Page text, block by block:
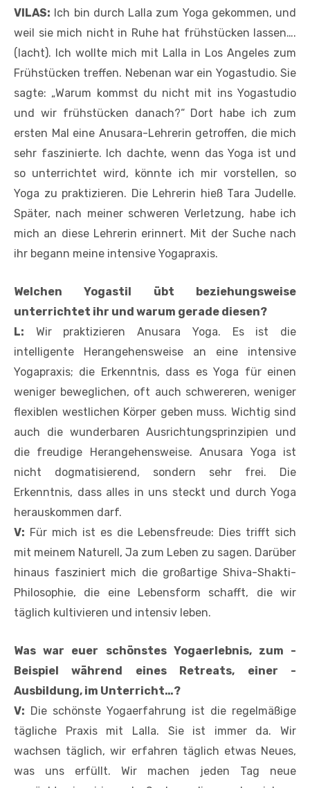
VILAS: Ich bin durch Lalla zum Yoga gekommen, und
weil sie mich nicht in Ruhe hat frühstücken lassen….
(lacht). Ich wollte mich mit Lalla in Los Angeles zum
Frühstücken treffen. Nebenan war ein Yogastudio. Sie
sagte: „Warum kommst du nicht mit ins Yogastudio
und wir frühstücken danach?“ Dort habe ich zum
ersten Mal eine Anusara-Lehrerin getroffen, die mich
sehr faszinierte. Ich dachte, wenn das Yoga ist und
so unterrichtet wird, könnte ich mir vorstellen, so
Yoga zu praktizieren. Die Lehrerin hieß Tara Judelle.
Später, nach meiner schweren Verletzung, habe ich
mich an diese Lehrerin erinnert. Mit der Suche nach
ihr begann meine intensive Yogapraxis.
Welchen Yogastil übt beziehungsweise
unterrichtet ihr und warum gerade diesen?
L: Wir praktizieren Anusara Yoga. Es ist die
intelligente Herangehensweise an eine intensive
Yogapraxis; die Erkenntnis, dass es Yoga für einen
weniger beweglichen, oft auch schwereren, weniger
flexiblen westlichen Körper geben muss. Wichtig sind
auch die wunderbaren Ausrichtungsprinzipien und
die freudige Herangehensweise. Anusara Yoga ist
nicht dogmatisierend, sondern sehr frei. Die
Erkenntnis, dass alles in uns steckt und durch Yoga
herauskommen darf.
V: Für mich ist es die Lebensfreude: Dies trifft sich
mit meinem Naturell, Ja zum Leben zu sagen. Darüber
hinaus ­fasziniert mich die großartige Shiva-Shakti-
Philosophie, die eine Lebensform schafft, die wir
täglich kultivieren und intensiv leben.
Was war euer schönstes Yogaerlebnis, zum ­
Beispiel während eines Retreats, einer ­
Ausbildung, im Unterricht…?
V: Die schönste Yogaerfahrung ist die regelmäßige
tägliche Praxis mit Lalla. Sie ist immer da. Wir
wachsen täglich, wir erfahren täglich etwas Neues,
was uns erfüllt. Wir machen jeden Tag neue